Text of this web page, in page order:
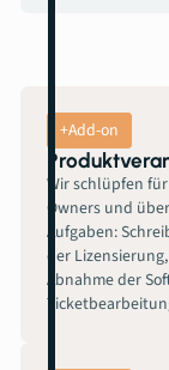
+Add-on
Wir schlüpfen
Owners und
Aufgaben:
der
Abnahme der